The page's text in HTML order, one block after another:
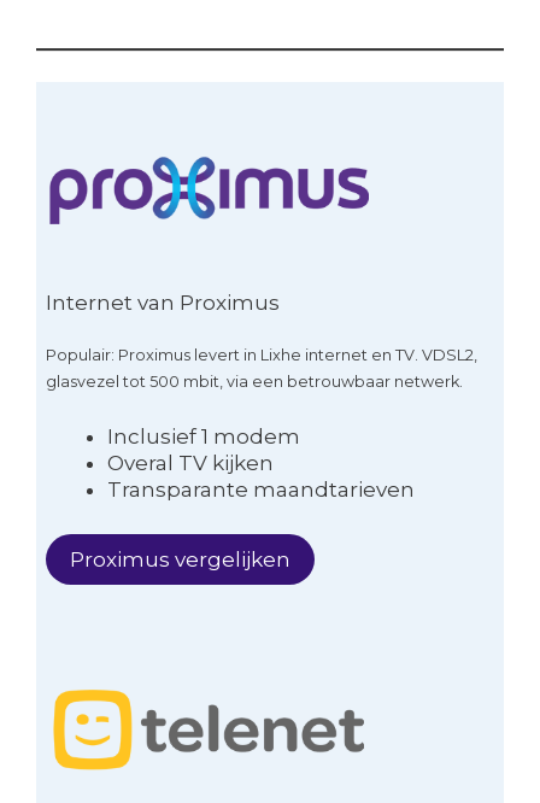
Internet van Proximus
Populair: Proximus levert in Lixhe internet en TV. VDSL2,
glasvezel tot 500 mbit, via een betrouwbaar netwerk.
Inclusief 1 modem
Overal TV kijken
Transparante maandtarieven
Proximus vergelijken